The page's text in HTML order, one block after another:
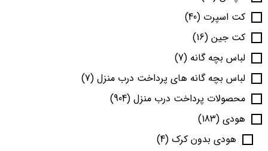
کت اسپرت (40)
کت جین (16)
لباس بچه گانه (7)
لباس بچه گانه های پرداخت درب منزل (7)
محصولات پرداخت درب منزل (904)
هودی (183)
هودی بدون کرک (4)